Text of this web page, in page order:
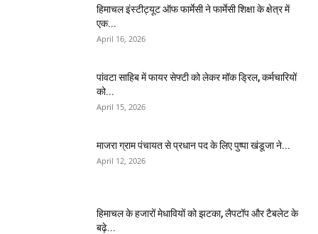
हिमाचल इंस्टीट्यूट ऑफ फार्मेसी ने फार्मेसी शिक्षा के क्षेत्र में
एक...
April 16, 2026
पांवटा साहिब में फायर सेफ्टी को लेकर मॉक ड्रिल, कर्मचारियों
को...
April 15, 2026
माजरा ग्राम पंचायत से प्रधान पद के लिए पुष्पा खंडूजा ने...
April 12, 2026
हिमाचल के हजारों मेधावियों को झटका, लैपटॉप और टैबलेट के
बढ़े...